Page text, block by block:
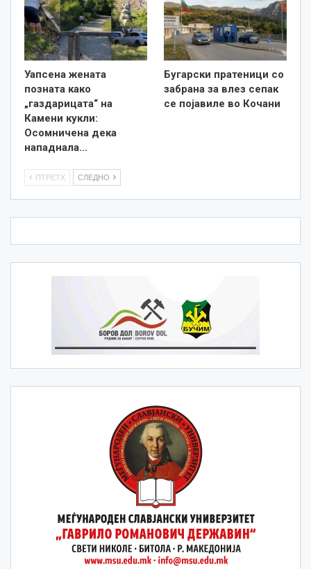
Уапсена жената
позната како
„газдарицата“ на
Камени кукли:
Осомничена дека
нападнала…
Бугарски пратеници со
забрана за влез сепак
се појавиле во Кочани
ПТРЕТХ СЛЕДНО